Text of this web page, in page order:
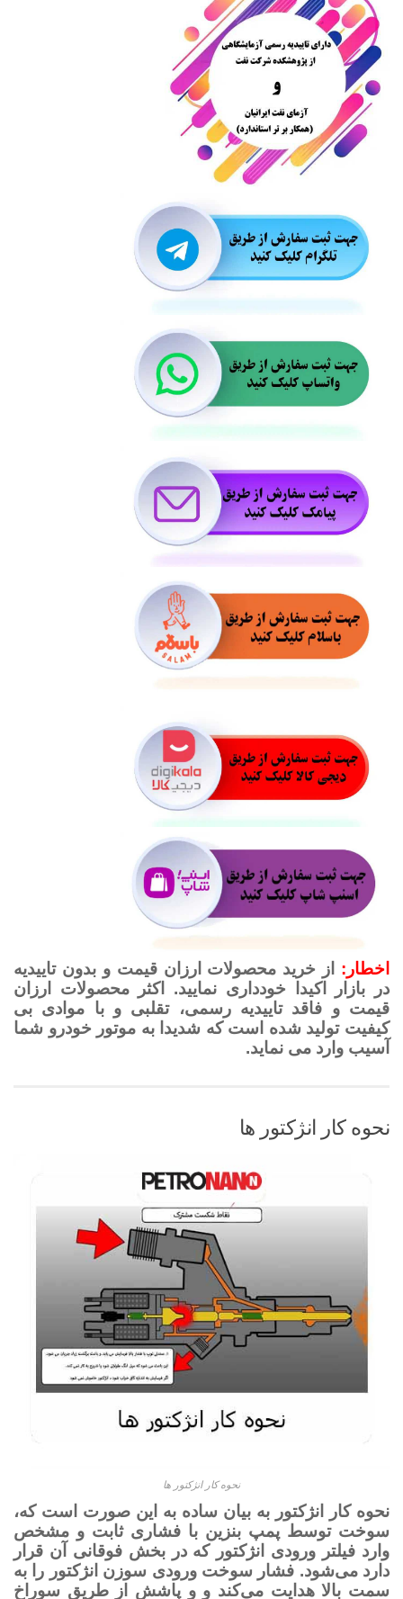
اخطار:
از خرید محصولات ارزان قیمت و بدون تاییدیه
در بازار اکیدا خودداری نمایید. اکثر محصولات ارزان
قیمت و فاقد تاییدیه رسمی، تقلبی و با موادی بی
کیفیت تولید شده است که شدیدا به موتور خودرو شما
آسیب وارد می نماید.
نحوه کار انژکتور ها
نحوه کار انژکتور ها
نحوه کار انژکتور به بیان ساده به این صورت است که،
سوخت توسط پمپ بنزین با فشاری ثابت و مشخص
وارد فیلتر ورودی انژکتور که در بخش فوقانی آن قرار
دارد می‌شود. فشار سوخت ورودی سوزن انژکتور را به
سمت بالا هدایت می‌کند و و پاشش از طریق سوراخ